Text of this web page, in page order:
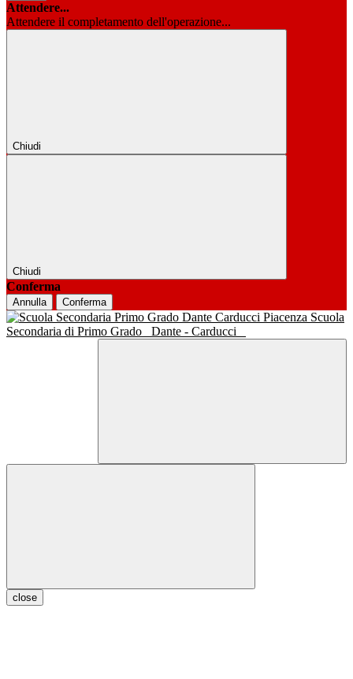
Attendere...
Attendere il completamento dell'operazione...
Chiudi
Chiudi
Conferma
Annulla Conferma
Scuola
Secondaria di Primo Grado
Dante - Carducci
close